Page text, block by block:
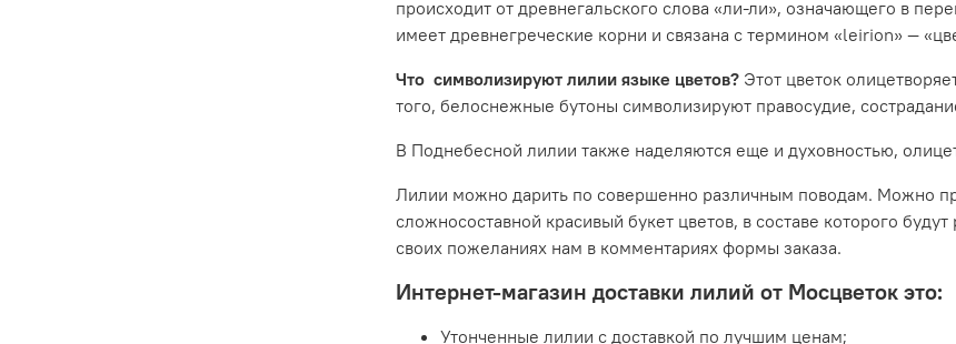
происходит от древнегальского слова «ли-ли», означающего в
имеет древнегреческие корни и связана с термином «leirion» —
Что символизируют лилии языке цветов? Этот цветок
того, белоснежные бутоны символизируют правосудие,
В Поднебесной лилии также наделяются еще и духовностью,
Лилии можно дарить по совершенно различным поводам. Можно
сложносоставной красивый букет цветов, в составе которого
своих пожеланиях нам в комментариях формы заказа.
Интернет-магазин доставки лилий от Мосцветок это:
Утонченные лилии с доставкой по лучшим ценам;